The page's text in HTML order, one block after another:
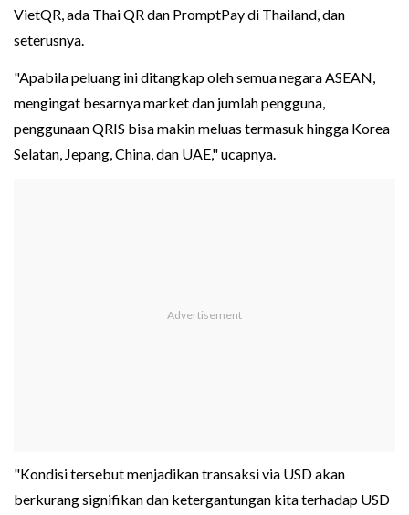
VietQR, ada Thai QR dan PromptPay di Thailand, dan
seterusnya.
"Apabila peluang ini ditangkap oleh semua negara ASEAN,
mengingat besarnya market dan jumlah pengguna,
penggunaan QRIS bisa makin meluas termasuk hingga Korea
Selatan, Jepang, China, dan UAE," ucapnya.
"Kondisi tersebut menjadikan transaksi via USD akan
berkurang signifikan dan ketergantungan kita terhadap USD